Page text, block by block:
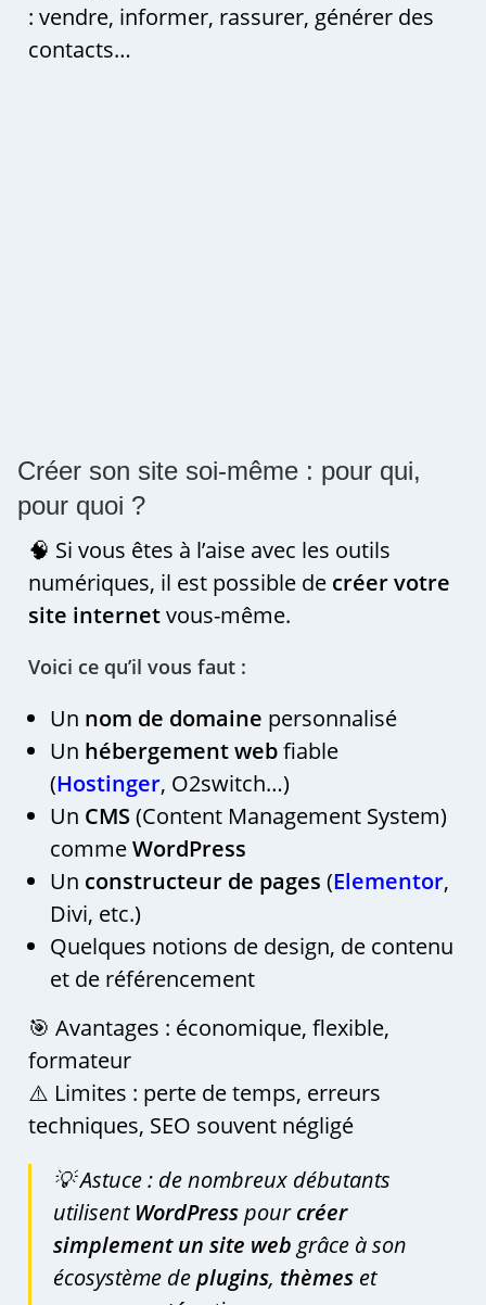
: vendre, informer, rassurer, générer des
contacts…
Créer son site soi-même : pour qui,
pour quoi ?
🧠 Si vous êtes à l’aise avec les outils
numériques, il est possible de créer votre
site internetvous-même.
Voici ce qu’il vous faut :
Un nom de domaine personnalisé
Un hébergement webfiable
(Hostinger, O2switch…)
Un CMS (Content Management System)
commeWordPress
Un constructeur de pages (Elementor,
Divi, etc.)
Quelques notions de design, de contenu
et de référencement
🎯 Avantages : économique, flexible,
formateur
⚠️ Limites : perte de temps, erreurs
techniques, SEO souvent négligé
💡 Astuce : de nombreux débutants
utilisent WordPresspourcréer
simplement un site web grâce à son
écosystème deplugins, thèmes et